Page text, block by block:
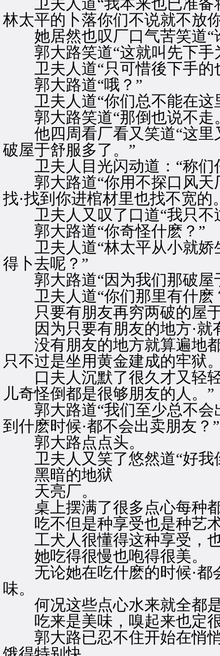
卫夫人道“我本来也已准备
林太平的卜落你们不说就不放
她居然也叹厂口气苦笑道“
郭大路笑道“这就叫先下手
卫夫人道“只可惜後下手的
郭大路道“哦？”
卫夫人道“你们总不能在这
郭大路笑道“那倒也说不走
他四周看厂看又笑道“这里
破屋于舒服多了。”
卫夫人目光闪动道：“称们
郭大路道“你用不探口风天
找·找到你进棺材里也找不宽
卫夫人又叹了口道“我只不
郭大路道“你奇怪什麽？”
卫夫人道“林太平从小就娇
得卜去呢？”
郭大路道“因为我们那破屋
卫夫人道“你们那里有什麽
只要有朋友再穷两破的屋
因为只要有朋友的地方·就
没有朋友的地方就算遍地都
只不过是坐用黄金建成的牢狱
口夫人沉默了很久才又轻轻
儿奇怪倒都是很够朋友的人。”
郭大路道“我们至少总不会
到什麽时候·都不会出卖朋友？”
郭大路点点头。
卫夫人又笑了悠然道“好我
黑暗的地狱
天亮厂。
桌上摆满了很多点心每种
吃不但是种享受也是种艺
工犬人很懂得这种享受，
她吃得很慢也咆得很美。
无论她在吃什麽的时候·都
味。
何况这些点心水来就全都
吃来是美味，嗅起来也定
郭大路已忍不住开始在悄悄